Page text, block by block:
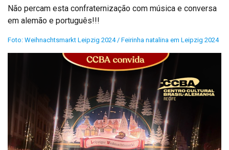
Não percam esta confraternização com música e conversa
em alemão e português!!!
Foto: Weihnachtsmarkt Leipzig 2024 / Feirinha natalina em Leipzig 2024